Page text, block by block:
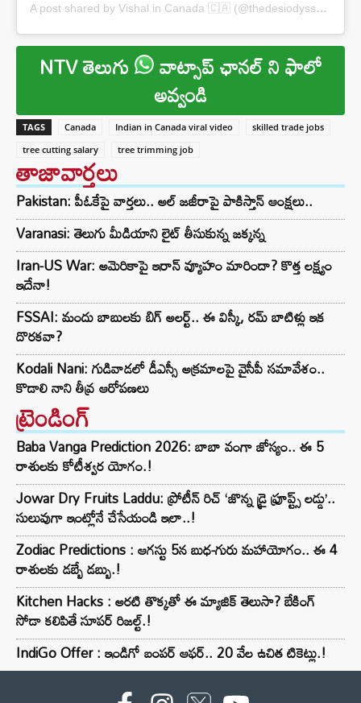
A post shared by Vishal in Canada 🇨🇦 (@thedesiodyssey_canada)
NTV తెలుగు వాట్సాప్ ఛానల్ ని ఫాలో
అవ్వండి
TAGS Canada Indian in Canada viral video
skilled trade jobs
tree cutting salary
tree trimming job
తాజావార్తలు
Pakistan: పీఓకేపై వార్తలు.. అల్ జజీరాపై పాకిస్తాన్ ఆంక్షలు..
Varanasi: తెలుగు మీడియాని లైట్ తీసుకున్న జక్కన్న
Iran-US War: అమెరికాపై ఇరాన్ వ్యూహం మారిందా? కొత్త లక్ష్యం
ఇదేనా!
FSSAI: మందు బాబులకు బిగ్ అలర్ట్.. ఈ విస్కీ, రమ్ బాటిళ్లు ఇక
దొరకవా?
Kodali Nani: గుడివాడలో డీఎస్సీ అక్రమాలపై వైసీపీ సమావేశం..
కొడాలి నాని తీవ్ర ఆరోపణలు
ట్రెండింగ్‌
Baba Vanga Prediction 2026: బాబా వంగా జోస్యం.. ఈ 5
రాశులకు కోటీశ్వర యోగం.!
Jowar Dry Fruits Laddu: ప్రోటీన్ రిచ్ ‘జొన్న డ్రై ఫ్రూప్ట్స్ లడ్డు’..
సులువుగా ఇంట్లోనే చేసేయండి ఇలా..!
Zodiac Predictions : ఆగస్టు 5న బుధ-గురు మహాయోగం.. ఈ 4
రాశులకు డబ్బే డబ్బు.!
Kitchen Hacks : అరటి తొక్కతో ఈ మ్యాజిక్ తెలుసా? బేకింగ్
సోడా కలిపితే సూపర్ రిజల్ట్.!
IndiGo Offer : ఇండిగో బంపర్ ఆఫర్.. 20 వేల ఉచిత టికెట్లు.!